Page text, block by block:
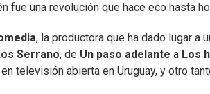
fue una revolución que hace eco hasta
, la productora que ha dado lugar a
Serrano, de Un paso adelante a Los
televisión abierta en Uruguay, y otro